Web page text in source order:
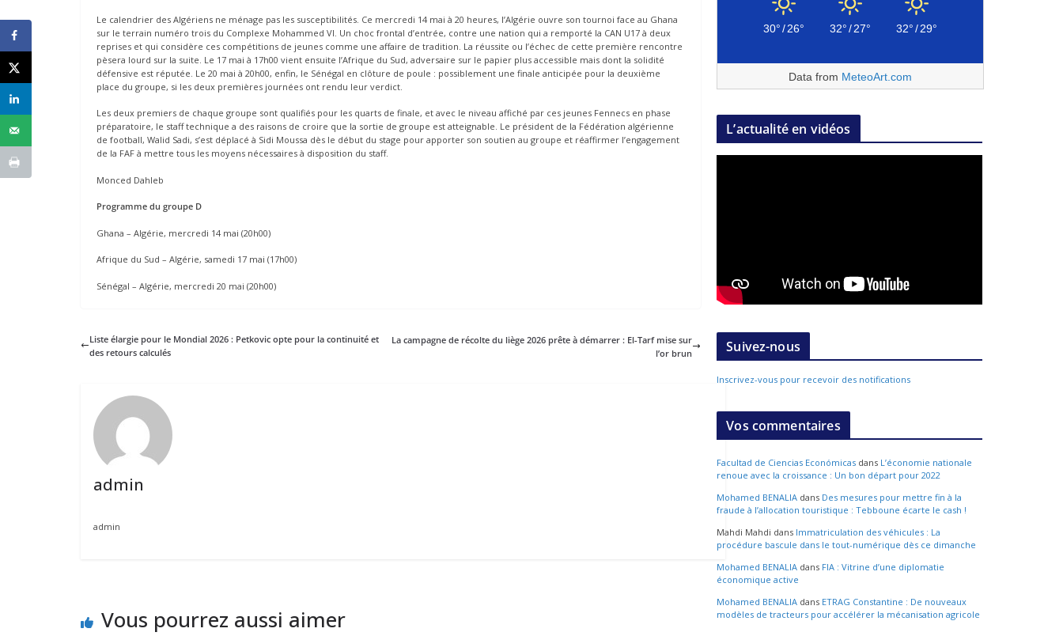
Le calendrier des Algériens ne ménage pas les susceptibilités. Ce mercredi 14 mai à 20 heures, l’Algérie ouvre son tournoi face au Ghana
sur le terrain numéro trois du Complexe Mohammed VI. Un choc frontal d’entrée, contre une nation qui a remporté la CAN U17 à deux
reprises et qui considère ces compétitions de jeunes comme une affaire de tradition. La réussite ou l’échec de cette première rencontre
pèsera lourd sur la suite. Le 17 mai à 17h00 vient ensuite l’Afrique du Sud, adversaire sur le papier plus accessible mais dont la solidité
défensive est réputée. Le 20 mai à 20h00, enfin, le Sénégal en clôture de poule : possiblement une finale anticipée pour la deuxième
place du groupe, si les deux premières journées ont rendu leur verdict.
Les deux premiers de chaque groupe sont qualifiés pour les quarts de finale, et avec le niveau affiché par ces jeunes Fennecs en phase
préparatoire, le staff technique a des raisons de croire que la sortie de groupe est atteignable. Le président de la Fédération algérienne
de football, Walid Sadi, s’est déplacé à Sidi Moussa dès le début du stage pour apporter son soutien au groupe et réaffirmer l’engagement
de la FAF à mettre tous les moyens nécessaires à disposition du staff.
Monced Dahleb
Programme du groupe D
Ghana – Algérie, mercredi 14 mai (20h00)
Afrique du Sud – Algérie, samedi 17 mai (17h00)
Sénégal – Algérie, mercredi 20 mai (20h00)
Liste élargie pour le Mondial 2026 : Petkovic opte pour la continuité et
des retours calculés
La campagne de récolte du liège 2026 prête à démarrer : El-Tarf mise sur
l’or brun
admin
admin
Vous pourrez aussi aimer
30°/26° 32°/27° 32°/29°
Data from MeteoArt.com
L’actualité en vidéos
Suivez-nous
Inscrivez-vous pour recevoir des notifications
Vos commentaires
Facultad de Ciencias Económicas dans L’économie nationale
renoue avec la croissance : Un bon départ pour 2022
Mohamed BENALIA dans Des mesures pour mettre fin à la
fraude à l’allocation touristique : Tebboune écarte le cash !
Mahdi Mahdi dans Immatriculation des véhicules : La
procédure bascule dans le tout-numérique dès ce dimanche
Mohamed BENALIA dans FIA : Vitrine d’une diplomatie
économique active
Mohamed BENALIA dans ETRAG Constantine : De nouveaux
modèles de tracteurs pour accélérer la mécanisation agricole